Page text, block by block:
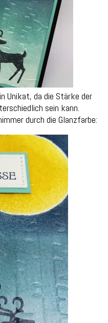
Unikat, da die Stärke der
sein kann.
durch die Glanzfarbe: